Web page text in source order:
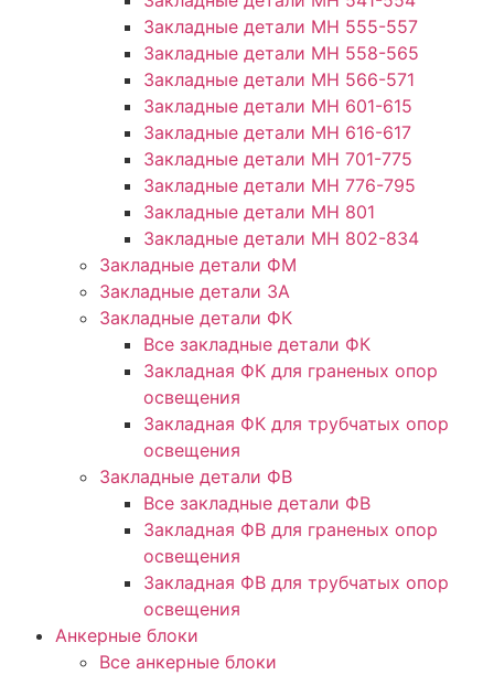
Закладные детали МН 555-557
Закладные детали МН 558-565
Закладные детали МН 566-571
Закладные детали МН 601-615
Закладные детали МН 616-617
Закладные детали МН 701-775
Закладные детали МН 776-795
Закладные детали МН 801
Закладные детали МН 802-834
Закладные детали ФМ
Закладные детали ЗА
Закладные детали ФК
Все закладные детали ФК
Закладная ФК для граненых опор
освещения
Закладная ФК для трубчатых опор
освещения
Закладные детали ФВ
Все закладные детали ФВ
Закладная ФВ для граненых опор
освещения
Закладная ФВ для трубчатых опор
освещения
Анкерные блоки
Все анкерные блоки